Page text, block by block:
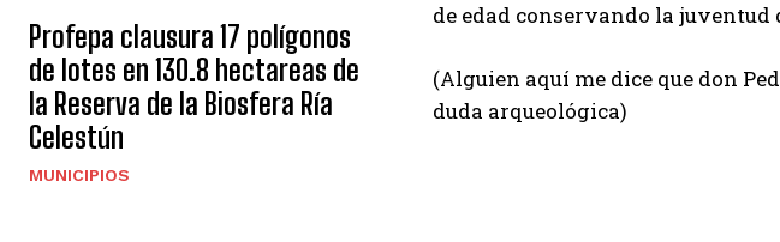
Profepa clausura 17 polígonos
de lotes en 130.8 hectareas de
la Reserva de la Biosfera Ría
Celestún
MUNICIPIOS
de edad conservando la juventud
(Alguien aquí me dice que don
duda arqueológica)